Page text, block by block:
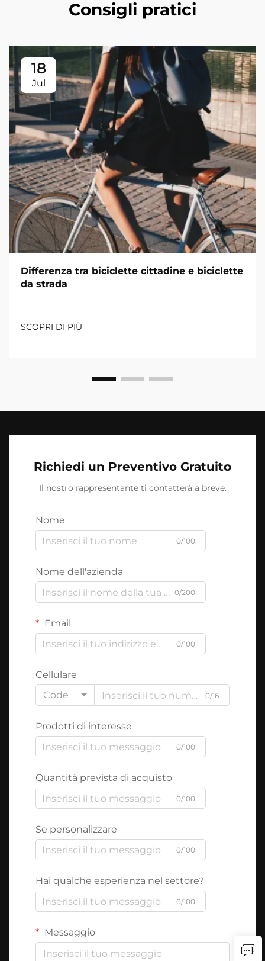
Consigli pratici
18
Jul
Differenza tra biciclette cittadine e biciclette
da strada
SCOPRI DI PIÙ
Richiedi un Preventivo Gratuito
Il nostro rappresentante ti contatterà a breve.
Nome
0/100
Nome dell'azienda
0/200
Email
0/100
Cellulare
Code
0/16
Prodotti di interesse
0/100
Quantità prevista di acquisto
0/100
Se personalizzare
0/100
Hai qualche esperienza nel settore?
0/100
Messaggio